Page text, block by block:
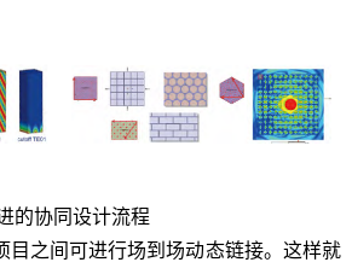
的协同设计流程
目之间可进行场到场动态链接。这样就